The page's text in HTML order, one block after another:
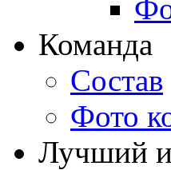
Команда
Состав
Фото
Лучший